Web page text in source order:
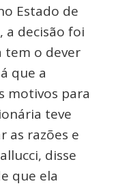
Estado de
a decisão foi
tem o dever
que a
motivos para
teve
as razões e
disse
que ela